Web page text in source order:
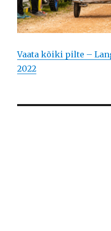
Vaata kõiki pilte –
2022